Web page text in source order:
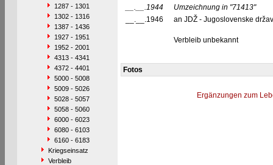
1287 - 1301
1302 - 1316
1387 - 1436
1927 - 1951
1952 - 2001
4313 - 4341
4372 - 4401
5000 - 5008
5009 - 5026
5028 - 5057
5058 - 5060
6000 - 6023
6080 - 6103
6160 - 6183
Kriegseinsatz
Verbleib
__.__.1944
Umzeichnung in "71413"
__.__.1946
an JDŽ - Jugoslovenske
Verbleib unbekannt
Fotos
Ergänzungen zum